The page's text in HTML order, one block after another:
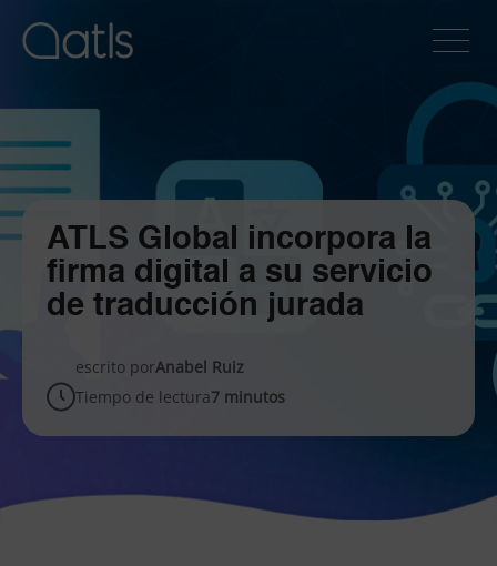
ATLS Global incorpora la
firma digital a su servicio
de traducción jurada
escrito porAnabel Ruiz
Tiempo de lectura7 minutos